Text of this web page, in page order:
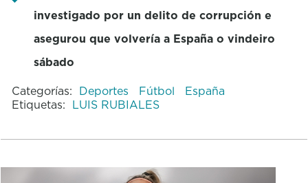
investigado por un delito de corrupción e
asegurou que volvería a España o vindeiro
sábado
Categorías: Deportes Fútbol
España
Etiquetas: LUIS RUBIALES